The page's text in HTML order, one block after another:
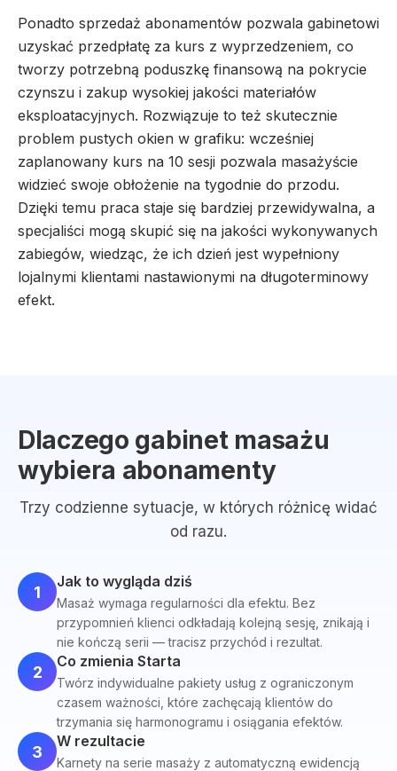
Ponadto sprzedaż abonamentów pozwala gabinetowi
uzyskać przedpłatę za kurs z wyprzedzeniem, co
tworzy potrzebną poduszkę finansową na pokrycie
czynszu i zakup wysokiej jakości materiałów
eksploatacyjnych. Rozwiązuje to też skutecznie
problem pustych okien w grafiku: wcześniej
zaplanowany kurs na 10 sesji pozwala masażyście
widzieć swoje obłożenie na tygodnie do przodu.
Dzięki temu praca staje się bardziej przewidywalna, a
specjaliści mogą skupić się na jakości wykonywanych
zabiegów, wiedząc, że ich dzień jest wypełniony
lojalnymi klientami nastawionymi na długoterminowy
efekt.
Dlaczego gabinet masażu
wybiera abonamenty
Trzy codzienne sytuacje, w których różnicę widać
od razu.
1
Jak to wygląda dziś
Masaż wymaga regularności dla efektu. Bez
przypomnień klienci odkładają kolejną sesję, znikają i
nie kończą serii — tracisz przychód i rezultat.
2
Co zmienia Starta
Twórz indywidualne pakiety usług z ograniczonym
czasem ważności, które zachęcają klientów do
trzymania się harmonogramu i osiągania efektów.
3
W rezultacie
Karnety na serie masaży z automatyczną ewidencją